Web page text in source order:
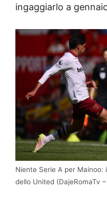
ingaggiarlo a
Niente Serie A per
dello United (DajeRomaTv –